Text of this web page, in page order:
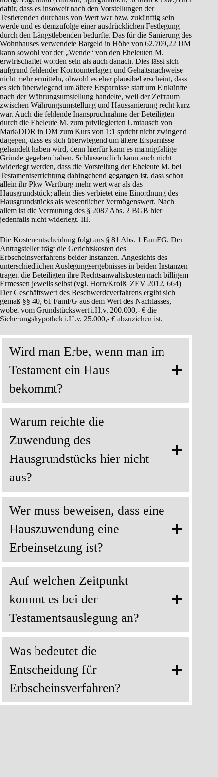
dafür, dass es insoweit nach den Vorstellungen der
Testierenden durchaus von Wert war bzw. zukünftig sein
werde und es demzufolge einer ausdrücklichen Festlegung
durch den Längstlebenden bedurfte. Das für die Sanierung des
Wohnhauses verwendete Bargeld in Höhe von 62.709,22 DM
kann sowohl vor der „Wende“ von den Eheleuten M.
erwirtschaftet worden sein als auch danach. Dies lässt sich
aufgrund fehlender Kontounterlagen und Gehaltsnachweise
nicht mehr ermitteln, obwohl es eher plausibel erscheint, dass
es sich überwiegend um ältere Ersparnisse statt um Einkünfte
nach der Währungsumstellung handelte, weil der Zeitraum
zwischen Währungsumstellung und Haussanierung recht kurz
war. Auch die fehlende Inanspruchnahme der Beteiligten
durch die Eheleute M. zum privilegierten Umtausch von
Mark/DDR in DM zum Kurs von 1:1 spricht nicht zwingend
dagegen, dass es sich überwiegend um ältere Ersparnisse
gehandelt haben wird, denn hierfür kann es mannigfaltige
Gründe gegeben haben. Schlussendlich kann auch nicht
widerlegt werden, dass die Vorstellung der Eheleute M. bei
Testamentserrichtung dahingehend gegangen ist, dass schon
allein ihr Pkw Wartburg mehr wert war als das
Hausgrundstück; allein dies verbietet eine Einordnung des
Hausgrundstücks als wesentlicher Vermögenswert. Nach
allem ist die Vermutung des § 2087 Abs. 2 BGB hier
jedenfalls nicht widerlegt. III.
Die Kostenentscheidung folgt aus § 81 Abs. 1 FamFG. Der
Antragsteller trägt die Gerichtskosten des
Erbscheinsverfahrens beider Instanzen. Angesichts des
unterschiedlichen Auslegungsergebnisses in beiden Instanzen
tragen die Beteiligten ihre Rechtsanwaltskosten nach billigem
Ermessen jeweils selbst (vgl. Horn/Kroiß, ZEV 2012, 664).
Der Geschäftswert des Beschwerdeverfahrens ergibt sich
gemäß §§ 40, 61 FamFG aus dem Wert des Nachlasses,
wobei vom Grundstückswert i.H.v. 200.000,- € die
Sicherungshypothek i.H.v. 25.000,- € abzuziehen ist.
Wird man Erbe, wenn man im
Testament ein Haus
bekommt?
Warum reichte die
Zuwendung des
Hausgrundstücks hier nicht
aus?
Wer muss beweisen, dass eine
Hauszuwendung eine
Erbeinsetzung ist?
Auf welchen Zeitpunkt
kommt es bei der
Testamentsauslegung an?
Was bedeutet die
Entscheidung für
Erbscheinsverfahren?